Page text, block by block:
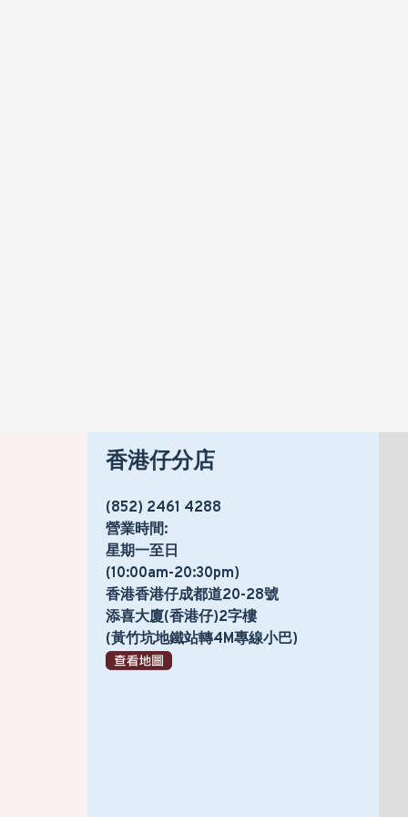
香港仔分店
(852) 2461 4288
營業時間:
星期一至日
(10:00am-20:30pm)
香港香港仔成都道20-28號
添喜大廈(香港仔)2字樓
(黃竹坑地鐵站轉4M專線小巴)